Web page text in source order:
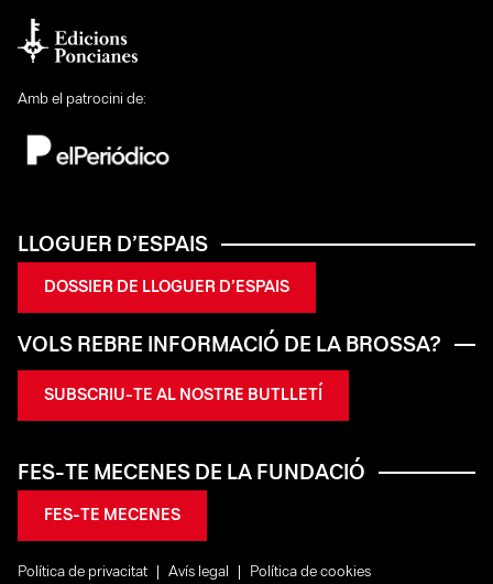
Amb el patrocini de:
LLOGUER D’ESPAIS
DOSSIER DE LLOGUER D’ESPAIS
VOLS REBRE INFORMACIÓ DE LA BROSSA?
SUBSCRIU-TE AL NOSTRE BUTLLETÍ
FES-TE MECENES DE LA FUNDACIÓ
FES-TE MECENES
Política de privacitat Avís legal Política de cookies